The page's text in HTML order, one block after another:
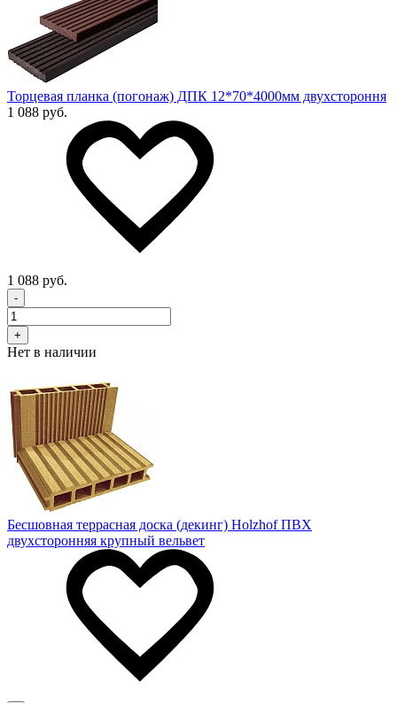
Торцевая планка (погонаж) ДПК 12*70*4000мм двухстороння
1 088 руб.
1 088 руб.
-
+
Нет в наличии
Бесшовная террасная доска (декинг) Holzhof ПВХ
двухсторонняя крупный вельвет